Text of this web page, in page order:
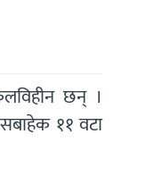
छन् ।
११ वटा